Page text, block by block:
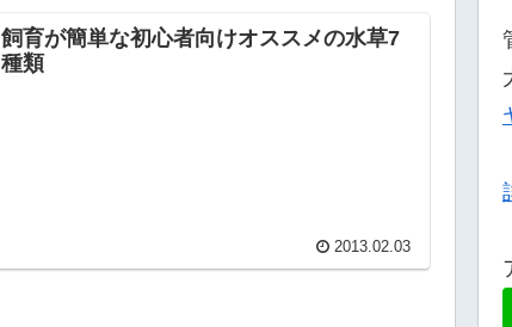
飼育が簡単な初心者向けオススメの水草7
種類
2013.02.03